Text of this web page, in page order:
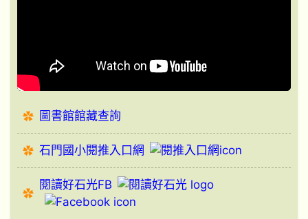
圖書館館藏查詢
石門國小閱推入口網
閱讀好石光FB